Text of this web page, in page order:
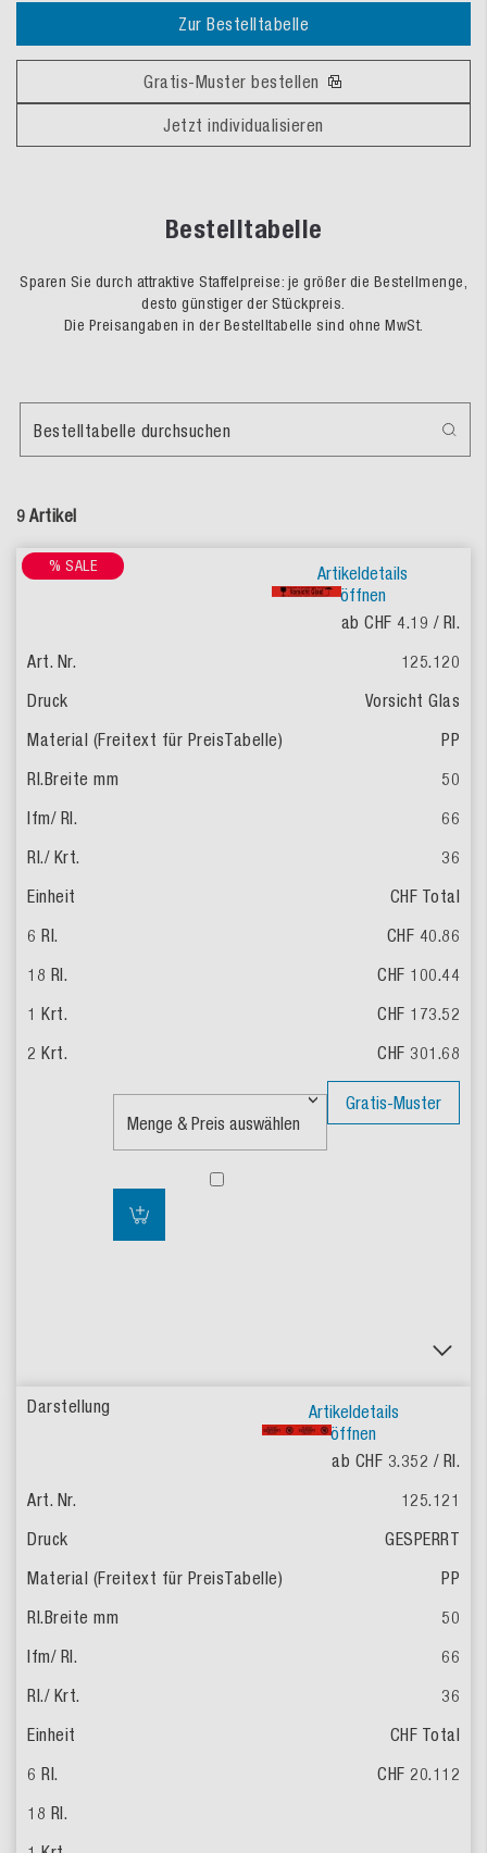
Zur Bestelltabelle
Gratis-Muster bestellen
Jetzt individualisieren
Bestelltabelle
Sparen Sie durch attraktive Staffelpreise: je größer die Bestellmenge,
desto günstiger der Stückpreis.
Die Preisangaben in der Bestelltabelle sind ohne MwSt.
9 Artikel
Bestelltabelle durchsuchen
Artikeldetails
öffnen
ab CHF 4.19 / Rl.
125.120
Vorsicht Glas
PP
50
66
36
CHF Total
CHF 40.86
CHF 100.44
CHF 173.52
CHF 301.68
Gratis-Muster
% SALE
Artikeldetails
öffnen
ab CHF 3.352 / Rl.
125.121
GESPERRT
PP
50
66
36
CHF Total
CHF 20.112